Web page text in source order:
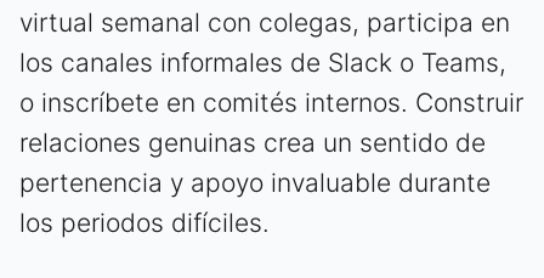
virtual semanal con colegas, participa en
los canales informales de Slack o Teams,
o inscríbete en comités internos. Construir
relaciones genuinas crea un sentido de
pertenencia y apoyo invaluable durante
los periodos difíciles.